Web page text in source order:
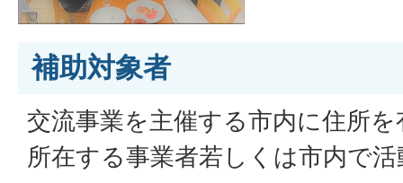
補助対象者
交流事業を主催する市内に住所
所在する事業者若しくは市内で